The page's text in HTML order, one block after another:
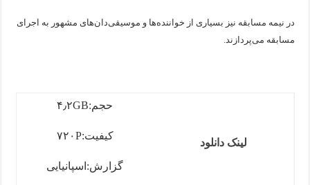
در نیمه مسابقه نیز بسیاری از خواننده‌ها و موسیقی‌دان‌های مشهور به اجرای
مسابقه می‌پردازند.
لینک دانلود
حجم:۴٫۲GB
کیفیت:۷۲۰P
گزارش:اسپانیایی